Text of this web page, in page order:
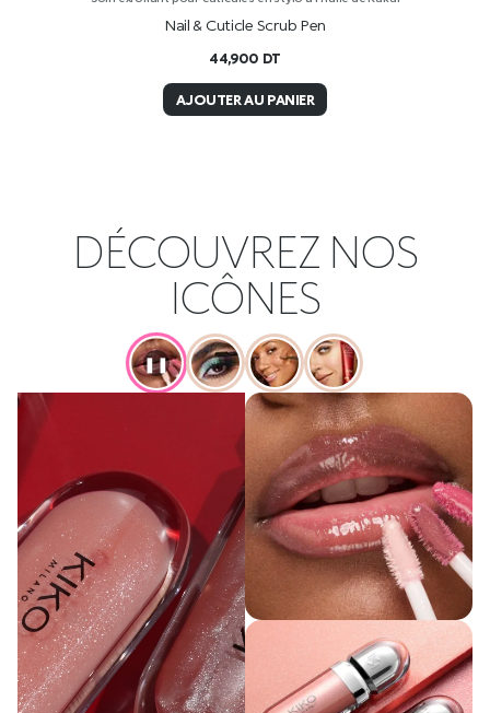
Nail & Cuticle Scrub Pen
44,900 DT
AJOUTER AU PANIER
DÉCOUVREZ NOS
ICÔNES
❚❚